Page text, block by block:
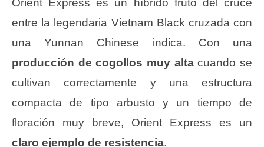
Orient Express es un híbrido fruto del cruce
entre la legendaria Vietnam Black cruzada con
una Yunnan Chinese indica. Con una
producción de cogollos muy altacuando se
cultivan correctamente y una estructura
compacta de tipo arbusto y un tiempo de
floración muy breve, Orient Express es un
claro ejemplo de resistencia.